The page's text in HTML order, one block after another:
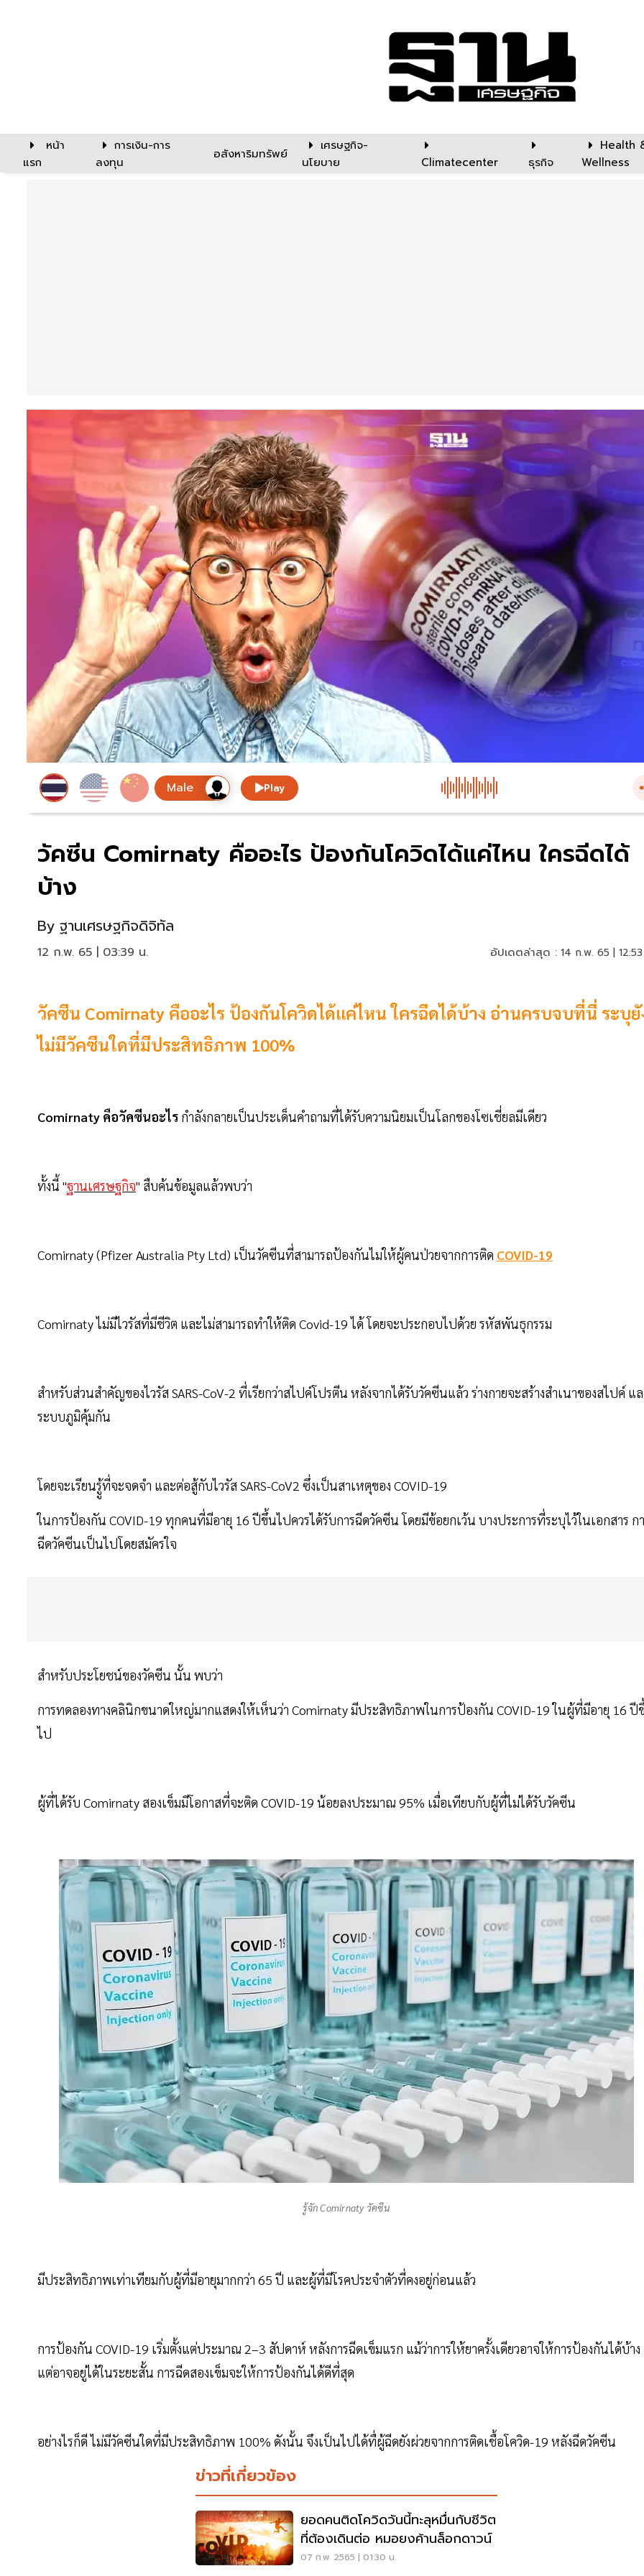
หน้า
แรก
การเงิน-การ
ลงทุน
อสังหาริมทรัพย์
เศรษฐกิจ-
นโยบาย
Climatecenter ธุรกิจ
Health
Wellness
Play
วัคซีน Comirnaty คืออะไร ป้องกันโควิดได้แค่ไหน ใครฉีดได้
บ้าง
By ฐานเศรษฐกิจดิจิทัล
12 ก.พ. 65 | 03:39 น. อัปเดตล่าสุด : 14 ก.พ. 65 |
วัคซีน Comirnaty คืออะไร ป้องกันโควิดได้แค่ไหน ใครฉีดได้บ้าง อ่านครบจบที่นี่ ระบุยั
ไม่มีวัคซีนใดที่มีประสิทธิภาพ 100%
Comirnaty คือวัคซีนอะไร กำลังกลายเป็นประเด็นคำถามที่ได้รับความนิยมเป็นโลกของโซเชี่ยลมีเดียว
ทั้งนี้ "ฐานเศรษฐกิจ" สืบค้นข้อมูลแล้วพบว่า
Comirnaty (Pfizer Australia Pty Ltd) เป็นวัคซีนที่สามารถป้องกันไมให้ผู้คนป่วยจากการติด COVID-19
Comirnaty ไม่มีไวรัสที่มีชีวิต และไม่สามารถทำให้ติด Covid-19 ได้ โดยจะประกอบไปด้วย รหัสพันธุกรรม
สำหรับส่วนสำคัญของไวรัส SARS-CoV-2 ที่เรียกว่าสไปค์โปรตีน หลังจากได้รับวัคซีนแล้ว ร่างกายจะสร้างสำเนาของสไปค์ แ
ระบบภูมิคุ้มกัน
โดยจะเรียนรูู้ที่จะจดจำ และต่อสู้กับไวรัส SARS-CoV2 ซึ่งเป็นสาเหตุของ COVID-19
ในการป้องกัน COVID-19 ทุกคนที่มีอายุ 16 ปีขึ้นไปควรได้รับการฉีดวัคซีน โดยมีข้อยกเว้น บางประการที่ระบุไว้ในเอกสาร ก
ฉีดวัคซีนเป็นไปโดยสมัครใจ
สำหรับประโยชน์ของวัคซีน นั้น พบว่า
การทดลองทางคลินิกขนาดใหญ่มากแสดงให้เห็นว่า Comirnaty มีประสิทธิภาพในการป้องกัน COVID-19 ในผู้ที่มีอายุ 16 ปี
ไป
ผู้ที่ได้รับ Comirnaty สองเข็มมีโอกาสที่จะติด COVID-19 น้อยลงประมาณ 95% เมื่อเทียบกับผู้ที่ไม่ได้รับวัคซีน
รู้จัก Comirnaty วัคซีน
มีประสิทธิภาพเท่าเทียมกับผู้ที่มีอายุมากกว่า 65 ปี และผู้ที่มีโรคประจำตัวที่คงอยู่ก่อนแล้ว
การป้องกัน COVID-19 เริ่มตั้งแต่ประมาณ 2–3 สัปดาห์ หลังการฉีดเข็มแรก แม้ว่าการให้ยาครั้งเดียวอาจให้การป้องกันได้บ้าง
แต่อาจอยู่ได้ในระยะสั้น การฉีดสองเข็มจะให้การป้องกันได้ดีที่สุด
อย่างไรก็ดี ไม่มีวัคซีนใดที่มีประสิทธิภาพ 100% ดังนั้น จึงเป็นไปได้ทื่ผู้ฉีดยังผ่วยจากการติดเชื้อโควิด-19 หลังฉีดวัคซีน
ข่าวที่เกี่ยวข้อง
ยอดคนติดโควิดวันนี้ทะลุหมื่นกับชีวิต
ที่ต้องเดินต่อ หมอยงค้านล็อกดาวน์
07 ก.พ. 2565 | 01:30 น.